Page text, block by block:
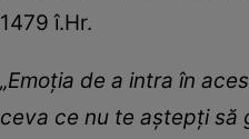
1479 î.Hr.
„Emoţia de a intra în
ceva ce nu te aştepţi să